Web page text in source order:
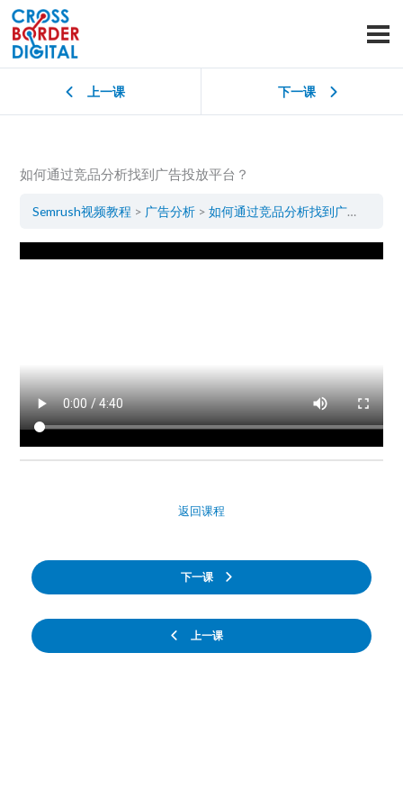
上一课 下一课
如何通过竞品分析找到广告投放平台？
Semrush视频教程 广告分析 如何通过竞品分析找到广告投放平台？
上一课
返回课程
下一课